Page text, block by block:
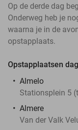
Op de derde dag
Onderweg heb je
waarna je in de
opstapplaats.
Opstapplaatsen
Almelo
Stationsplein 5
Almere
Van der Valk